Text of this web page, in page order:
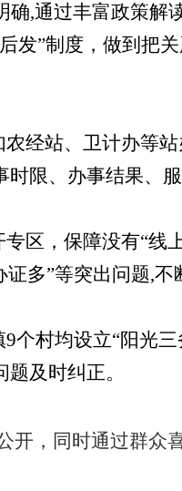
确,通过丰富政策解
发”制度，做到把
经站、 卫计办等
限、办事结果、
区，保障没有“线
多”等突出问题,不
9个村均设立“阳光三
及时纠正。
开，同时通过群众